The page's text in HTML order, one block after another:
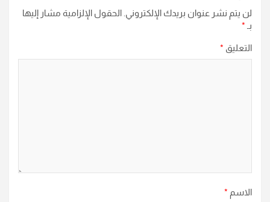
لن يتم نشر عنوان بريدك الإلكتروني. الحقول الإلزامية مشار إليها
بـ *
التعليق *
الاسم *